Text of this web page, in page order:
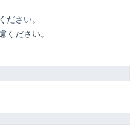
ださい。
ください。